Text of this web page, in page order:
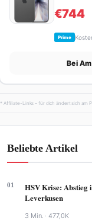
€744
Prime
Bei
* Affiliate-Links – für dich ändert sich am
Beliebte Artikel
01
HSV Krise: Abstieg
Leverkusen
3 Min. ·477,0K